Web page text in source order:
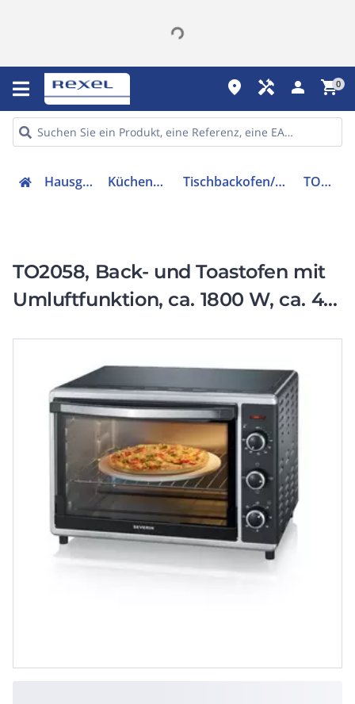
place handyman person shopping_cart0
Hausgeräte Küchengeräte Tischbackofen/Backgrill TO2058
TO2058, Back- und Toastofen mit
Umluftfunktion, ca. 1800 W, ca. 42